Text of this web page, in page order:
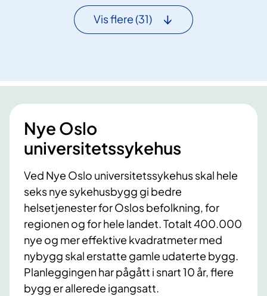
e
r
ø
r
e
n
a
b
o
r
.
s
t
l
n
e
f
o
r
N
y
e
R
i
Vis flere(31)
Nye Oslo
universitetssykehus
Ved Nye Oslo universitetssykehus skal hele
seks nye sykehusbygg gi bedre
helsetjenester for Oslos befolkning, for
regionen og for hele landet. Totalt 400.000
nye og mer effektive kvadratmeter med
nybygg skal erstatte gamle udaterte bygg.
Planleggingen har pågått i snart 10 år, flere
bygg er allerede igangsatt.